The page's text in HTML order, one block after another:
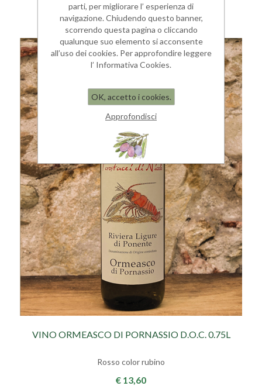
VINO ORMEASCO DI PORNASSIO D.O.C. 0.75L
Rosso color rubino
€ 13,60
parti, per migliorare l’ esperienza di
navigazione. Chiudendo questo banner,
scorrendo questa pagina o cliccando
qualunque suo elemento si acconsente
all’uso dei cookies. Per approfondire leggere
l’ Informativa Cookies.
OK, accetto i cookies.
Approfondisci